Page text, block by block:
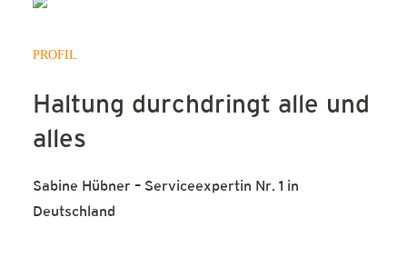
PROFIL
Haltung durchdringt alle und
alles
Sabine Hübner – Serviceexpertin Nr. 1 in
Deutschland